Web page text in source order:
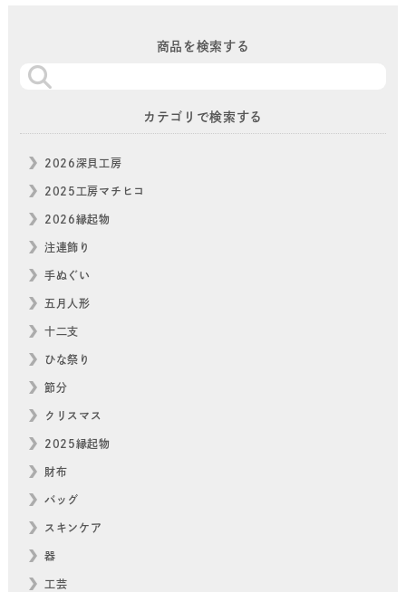
商品を検索する
カテゴリで検索する
2026深貝工房
2025工房マチヒコ
2026縁起物
注連飾り
手ぬぐい
五月人形
十二支
ひな祭り
節分
クリスマス
2025縁起物
財布
バッグ
スキンケア
器
工芸